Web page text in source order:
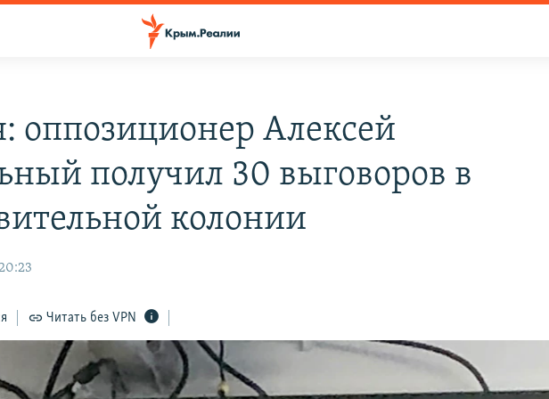
оппозиционер Алексей
получил 30 выговоров в
колонии
Читать без VPN